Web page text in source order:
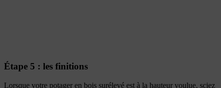
Étape 5 : les finitions
Lorsque votre potager en bois surélevé est à la hauteur voulue, sciez